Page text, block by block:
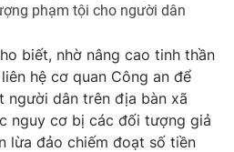
lai
phạm tội cho người dân
biết, nhờ nâng cao tinh thần
hệ cơ quan Công an để
người dân trên địa bàn xã
nguy cơ bị các đối tượng giả
lừa đảo chiếm đoạt số tiền